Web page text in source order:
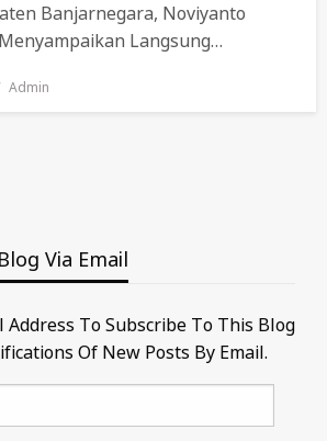
Banjarnegara, Noviyanto
Langsung…
Admin
Via Email
Address To Subscribe To This Blog
Of New Posts By Email.